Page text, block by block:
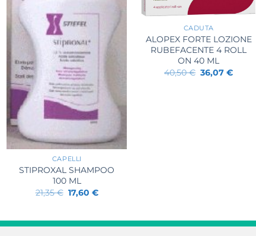
+
CAPELLI
STIPROXAL SHAMPOO
100 ML
21,35€ Il
prezzo
21,35 €.
17,60 €Il
17,60 €.
+
CADUTA
ALOPEX FORTE LOZIONE
RUBEFACENTE 4 ROLL
ON 40 ML
40,50€ Il
prezzo
36,07€Il